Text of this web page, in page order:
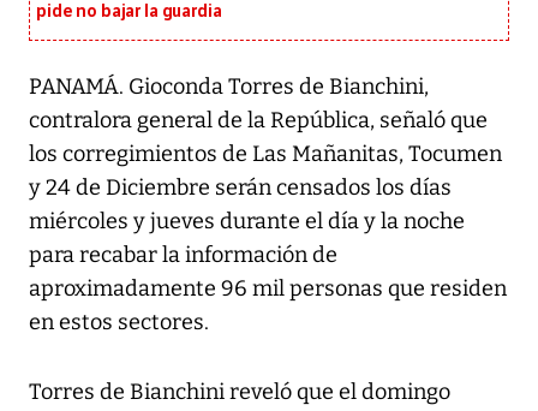
pide no bajar la guardia
PANAMÁ. Gioconda Torres de Bianchini,
contralora general de la República, señaló que
los corregimientos de Las Mañanitas, Tocumen
y 24 de Diciembre serán censados los días
miércoles y jueves durante el día y la noche
para recabar la información de
aproximadamente 96 mil personas que residen
en estos sectores.
Torres de Bianchini reveló que el domingo